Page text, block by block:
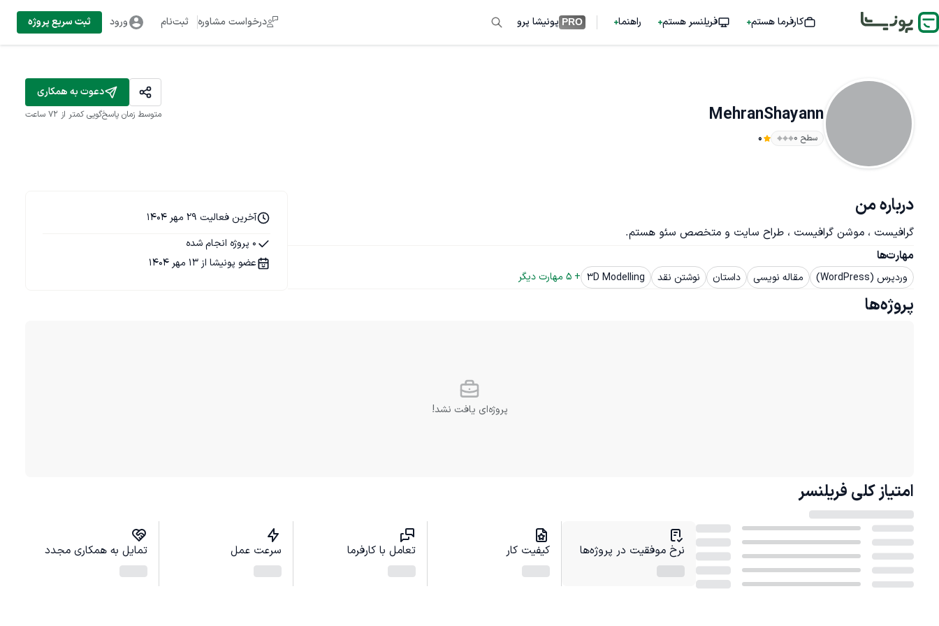
کارفرما هستم فریلنسر هستم راهنما PRO پونیشا پرو درخواست مشاوره ثبت‌نام ورود ثبت سریع پروژه
MehranShayann
سطح ۰ 0
دعوت به همکاری
متوسط زمان پاسخ‌گویی کمتر از 72 ساعت
درباره من
گرافیست ، موشن گرافیست ، طراح سایت و متخصص سئو هستم.
مهارت‌ها
وردپرس (WordPress) مقاله نویسی داستان نوشتن نقد 3D Modelling
+
5 مهارت دیگر
آخرین فعالیت 29 مهر 1404
0 پروژه انجام شده
عضو پونیشا از 13 مهر 1404
پروژه‌ها
پروژه‌ای یافت نشد!
امتیاز کلی فریلنسر
نرخ موفقیت در پروژه‌ها کیفیت کار تعامل با کارفرما سرعت عمل تمایل به همکاری مجدد